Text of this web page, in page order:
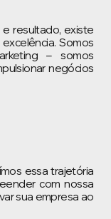
resultado, existe
Somos
– somos
negócios
essa trajetória
com nossa
sua empresa ao